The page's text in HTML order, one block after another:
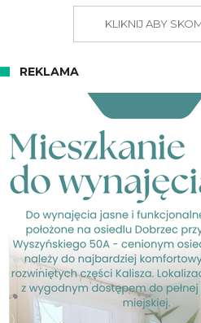
KLIKNIJ ABY
REKLAMA